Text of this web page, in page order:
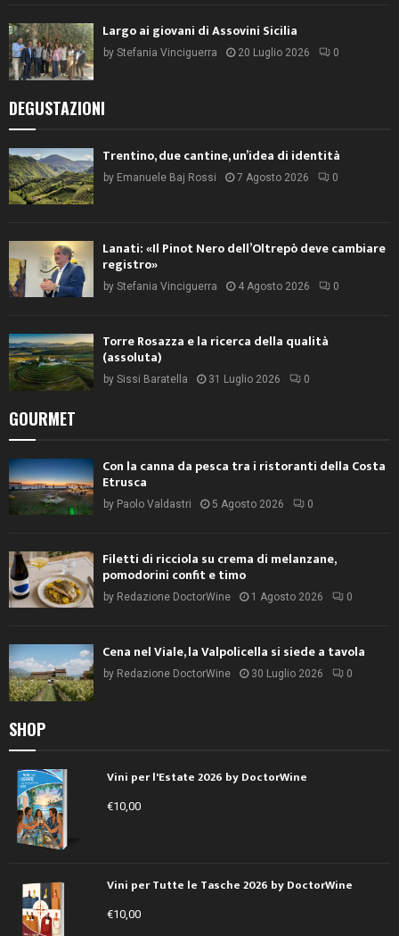
Largo ai giovani di Assovini Sicilia
by Stefania Vinciguerra 20 Luglio 2026 0
DEGUSTAZIONI
Trentino, due cantine, un’idea di identità
by Emanuele Baj Rossi 7 Agosto 2026 0
Lanati: «Il Pinot Nero dell’Oltrepò deve cambiare
registro»
by Stefania Vinciguerra 4 Agosto 2026 0
Torre Rosazza e la ricerca della qualità
(assoluta)
by Sissi Baratella 31 Luglio 2026 0
GOURMET
Con la canna da pesca tra i ristoranti della Costa
Etrusca
by Paolo Valdastri 5 Agosto 2026 0
Filetti di ricciola su crema di melanzane,
pomodorini confit e timo
by Redazione DoctorWine 1 Agosto 2026 0
Cena nel Viale, la Valpolicella si siede a tavola
by Redazione DoctorWine 30 Luglio 2026 0
SHOP
Vini per l'Estate 2026 by DoctorWine
€10,00
Vini per Tutte le Tasche 2026 by DoctorWine
€10,00